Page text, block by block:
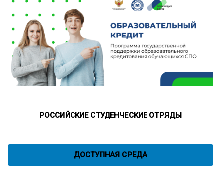
РОССИЙСКИЕ СТУДЕНЧЕСКИЕ ОТРЯДЫ
ДОСТУПНАЯ СРЕДА